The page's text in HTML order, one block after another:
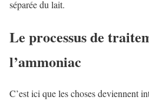
séparée du lait.
Le processus de
l’ammoniac
C’est ici que les choses deviennent